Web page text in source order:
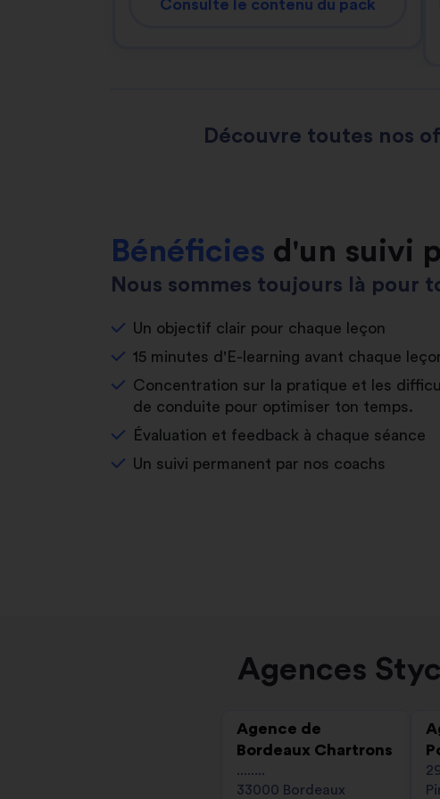
Consulte le contenu du pack
Découvre toutes nos
Bénéficies d'un suivi
Nous sommes toujours là pour
Un objectif clair pour chaque leçon
15 minutes d'E-learning avant chaque
Concentration sur la pratique et les
de conduite pour optimiser ton temps.
Évaluation et feedback à chaque séance
Un suivi permanent par nos coachs
Agences
Agence de
Bordeaux Chartrons
........
33000 Bordeaux